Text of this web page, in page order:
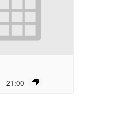
- 21:00